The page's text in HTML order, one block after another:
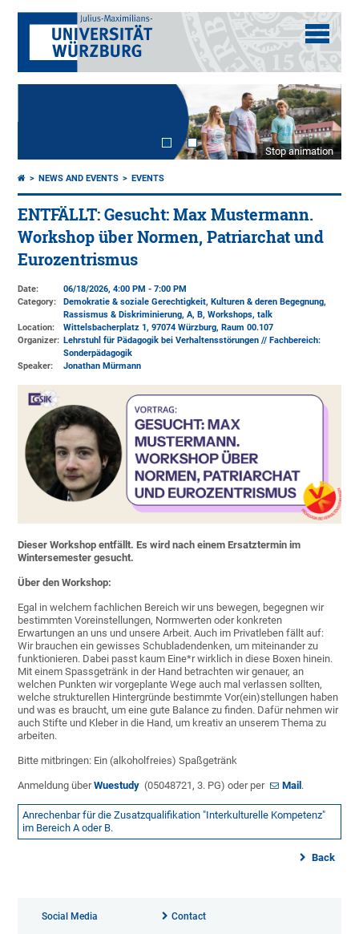
Stop animation
NEWS AND EVENTS EVENTS
ENTFÄLLT: Gesucht: Max Mustermann.
Workshop über Normen, Patriarchat und
Eurozentrismus
Date:
06/18/2026, 4:00 PM - 7:00 PM
Category:
Demokratie & soziale Gerechtigkeit, Kulturen & deren Begegnung,
Rassismus & Diskriminierung, A, B, Workshops, talk
Location:
Wittelsbacherplatz 1, 97074 Würzburg, Raum 00.107
Organizer: Lehrstuhl für Pädagogik bei Verhaltensstörungen // Fachbereich:
Sonderpädagogik
Speaker:
Jonathan Mürmann
Dieser Workshop entfällt. Es wird nach einem Ersatztermin im
Wintersemester gesucht.
Über den Workshop:
Egal in welchem fachlichen Bereich wir uns bewegen, begegnen wir
bestimmten Voreinstellungen, Normwerten oder konkreten
Erwartungen an uns und unsere Arbeit. Auch im Privatleben fällt auf:
Wir brauchen ein gewisses Schubladendenken, um miteinander zu
funktionieren. Dabei passt kaum Eine*r wirklich in diese Boxen hinein.
Mit einem Spassgetränk in der Hand betrachten wir genauer, an
welchen Punkten wir vorgeplante Wege auch mal verlassen sollten,
welche strukturellen Hintergründe bestimmte Vor(ein)stellungen haben
und was es braucht, um eine gute Balance zu finden. Dafür nehmen wir
auch Stifte und Kleber in die Hand, um kreativ an unserem Thema zu
arbeiten.
Bitte mitbringen: Ein (alkoholfreies) Spaßgetränk
Anmeldung überWuestudy (05048721, 3. PG) oder per Mail .
Anrechenbar für die Zusatzqualifikation "Interkulturelle Kompetenz"
im Bereich A oder B.
Back
Social Media Contact